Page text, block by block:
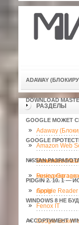
ADAWAY
DOWNLOAD
GOOGLE МОЖЕТ
GOOGLE
NISSAN
PIDGIN 2. 10. 1
WINDOWS 8 НЕ
АССОРТИМЕНТ
РАЗДЕЛЫ
Adaway
Amazon Web
возможности
Download
менеджер
Fusion Garage
Apple
Google Reader
Fenox IT
Google может